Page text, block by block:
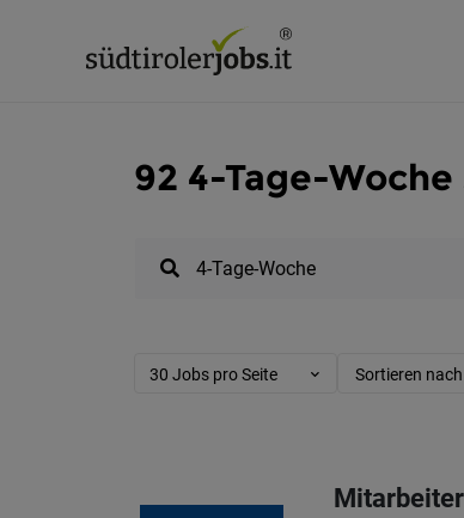
92 4-Tage-
30 Jobs pro Seite Sortieren nach